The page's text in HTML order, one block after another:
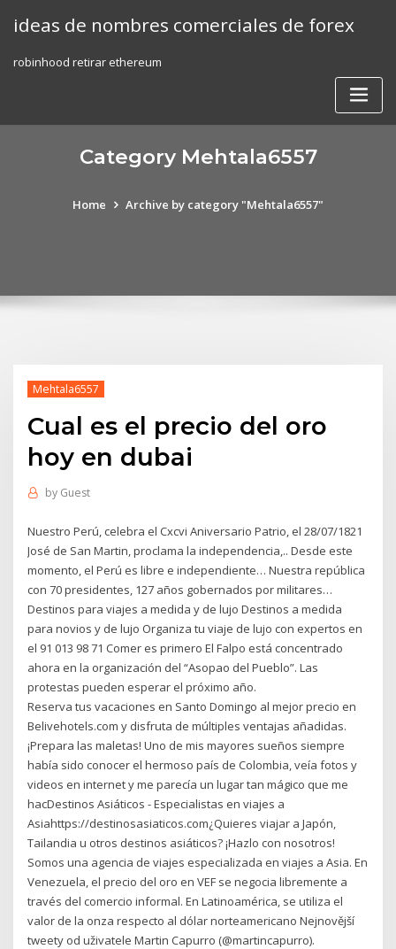
ideas de nombres comerciales de forex
robinhood retirar ethereum
Category Mehtala6557
Home Archive by category "Mehtala6557"
Mehtala6557
Cual es el precio del oro
hoy en dubai
by Guest
Nuestro Perú, celebra el Cxcvi Aniversario Patrio, el 28/07/1821
José de San Martin, proclama la independencia,.. Desde este
momento, el Perú es libre e independiente… Nuestra república
con 70 presidentes, 127 años gobernados por militares…
Destinos para viajes a medida y de lujo Destinos a medida
para novios y de lujo Organiza tu viaje de lujo con expertos en
el 91 013 98 71 Comer es primero El Falpo está concentrado
ahora en la organización del “Asopao del Pueblo”. Las
protestas pueden esperar el próximo año.
Reserva tus vacaciones en Santo Domingo al mejor precio en
Belivehotels.com y disfruta de múltiples ventajas añadidas.
¡Prepara las maletas! Uno de mis mayores sueños siempre
había sido conocer el hermoso país de Colombia, veía fotos y
videos en internet y me parecía un lugar tan mágico que me
hacDestinos Asiáticos - Especialistas en viajes a
Asiahttps://destinosasiaticos.com¿Quieres viajar a Japón,
Tailandia u otros destinos asiáticos? ¡Hazlo con nosotros!
Somos una agencia de viajes especializada en viajes a Asia. En
Venezuela, el precio del oro en VEF se negocia libremente a
través del comercio informal. En Latinoamérica, se utiliza el
valor de la onza respecto al dólar norteamericano Nejnovější
tweety od uživatele Martin Capurro (@martincapurro).